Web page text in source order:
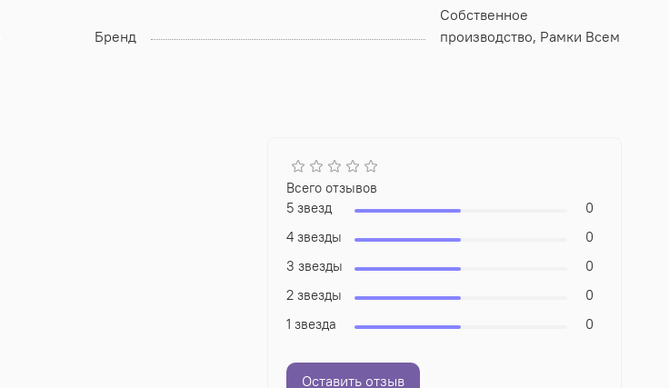
Бренд
Собственное
производство, Рамки Всем
Всего отзывов
5 звезд
0
4 звезды
0
3 звезды
0
2 звезды
0
1 звезда
0
Оставить отзыв